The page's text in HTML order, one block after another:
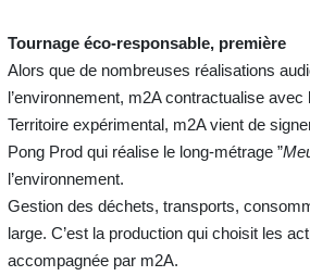
Tournage éco-responsable, première
Alors que de nombreuses réalisations
l’environnement, m2A contractualise
Territoire expérimental, m2A vient de
Pong Prod qui réalise le long-métrage ”
l’environnement.
Gestion des déchets, transports,
large. C’est la production qui choisit les
accompagnée par m2A.